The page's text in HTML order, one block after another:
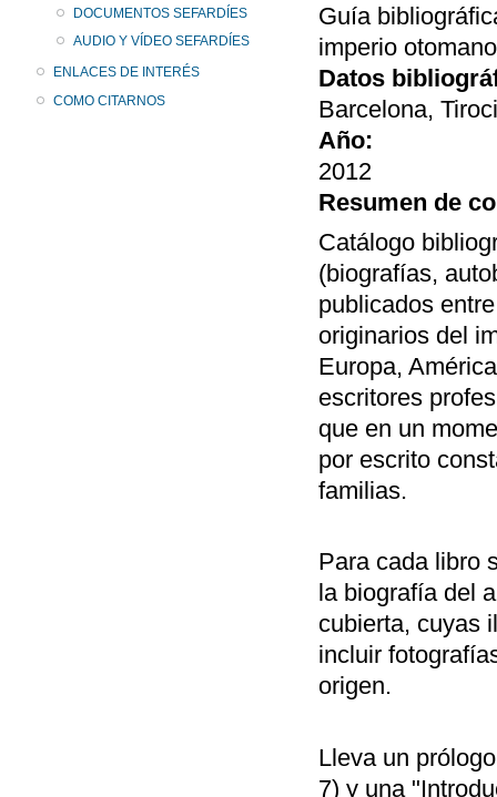
DOCUMENTOS SEFARDÍES
AUDIO Y VÍDEO SEFARDÍES
ENLACES DE INTERÉS
COMO CITARNOS
Guía
imperio
Datos
Barcelona,
Año:
2012
Resumen de
Catálogo
(biografías,
publicados
originarios del
Europa,
escritores
que en un
por escrito
familias.
Para cada libro
la biografía del
cubierta, cuyas
incluir
origen.
Lleva un
7) y una